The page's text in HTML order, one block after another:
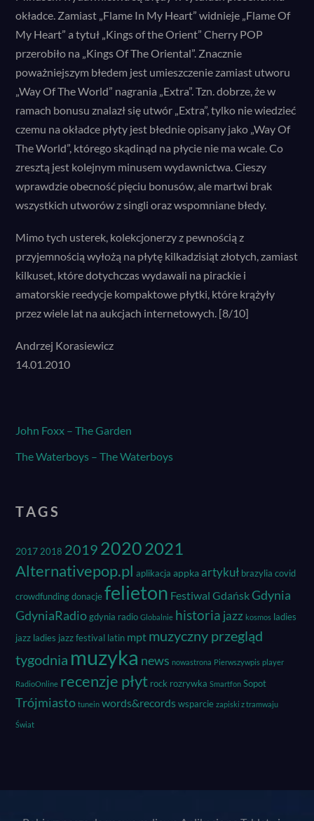
okładce. Zamiast „Flame In My Heart” widnieje „Flame Of
My Heart” a tytuł „Kings of the Orient” Cherry POP
przerobiło na „Kings Of The Oriental”. Znacznie
poważniejszym błedem jest umieszczenie zamiast utworu
„Way Of The World” nagrania „Extra”. Tzn. dobrze, że w
ramach bonusu znalazł się utwór „Extra”, tylko nie wiedzieć
czemu na okładce płyty jest błednie opisany jako „Way Of
The World”, którego skądinąd na płycie nie ma wcale. Co
zresztą jest kolejnym minusem wydawnictwa. Cieszy
wprawdzie obecność pięciu bonusów, ale martwi brak
wszystkich utworów z singli oraz wspomniane błedy.
Mimo tych usterek, kolekcjonerzy z pewnością z
przyjemnością wyłożą na płytę kilkadzisiąt złotych, zamiast
kilkuset, które dotychczas wydawali na pirackie i
amatorskie reedycje kompaktowe płytki, które krążyły
przez wiele lat na aukcjach internetowych. [8/10]
Andrzej Korasiewicz
14.01.2010
John Foxx – The Garden
The Waterboys – The Waterboys
TAGS
2017 2018 2019 20202021
Alternativepop.pl aplikacja appka artykuł brazylia covid
crowdfunding donacje felieton Festiwal Gdańsk Gdynia
GdyniaRadio gdynia radio Globalnie historia jazz kosmos ladies
jazz ladies jazz festival latin mpt muzyczny przegląd
tygodnia muzyka news nowastrona Pierwszywpis player
RadioOnline recenzje płyt rock rozrywka Smartfon Sopot
Trójmiasto tunein words&records wsparcie zapiski z tramwaju
Świat
wordpress_logged_in_*
wp-settings-*
wp-settings-time-*
Pokaż szczegóły
_ga
_ga_*
_gat_gtag_ua_*
_gid
Inne usługi
Ta kategoria obejmuje wszystkie pliki cookie, domeny i usługi,
które nie są włączone do innych określonych kategorii lub nie
zostały wyraźnie sklasyfikowane.
Pokaż szczegóły
pressidium_cookie_consent
ssm_au_c
zcconsent
zcrecover